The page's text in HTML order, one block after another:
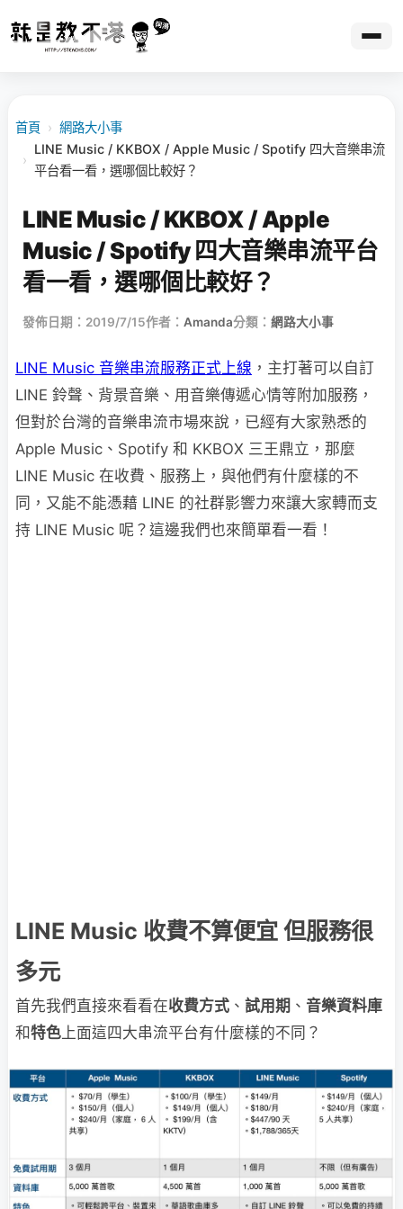
首頁 › 網路大小事
›
LINE Music / KKBOX / Apple Music / Spotify 四大音樂串流
平台看一看，選哪個比較好？
LINE Music / KKBOX / Apple
Music / Spotify 四大音樂串流平台
看一看，選哪個比較好？
發佈日期：2019/7/15作者： Amanda分類： 網路大小事
LINE Music 音樂串流服務正式上線 ，主打著可以自訂
LINE 鈴聲、背景音樂、用音樂傳遞心情等附加服務，
但對於台灣的音樂串流市場來說，已經有大家熟悉的
Apple Music、Spotify 和 KKBOX 三王鼎立，那麼
LINE Music 在收費、服務上，與他們有什麼樣的不
同，又能不能憑藉 LINE 的社群影響力來讓大家轉而支
持 LINE Music 呢？這邊我們也來簡單看一看！
LINE Music 收費不算便宜 但服務很
多元
首先我們直接來看看在收費方式 、 試用期 、 音樂資料庫
和特色上面這四大串流平台有什麼樣的不同？